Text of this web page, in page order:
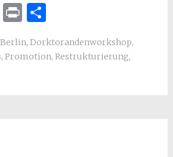
PrintTeilen
Berlin, Dorktorandenworkshop,
, Promotion, Restrukturierung,